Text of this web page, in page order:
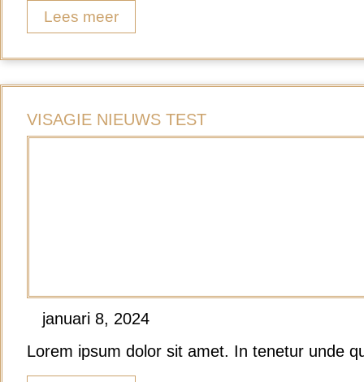
Lees meer
VISAGIE NIEUWS TEST
januari 8, 2024
Lorem ipsum dolor sit amet. In tenetur unde